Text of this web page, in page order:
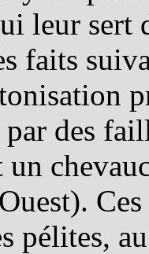
leur sert
faits
des
pélites,